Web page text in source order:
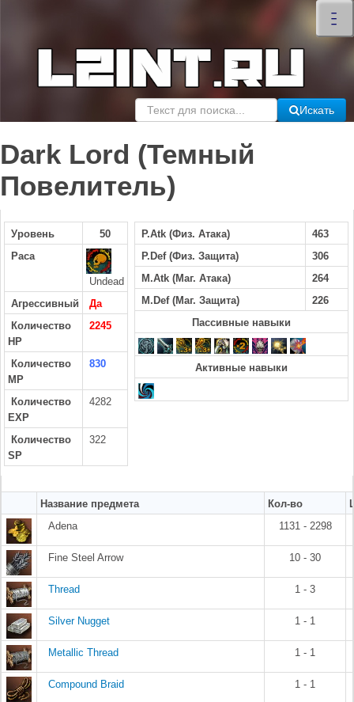
–
–
–
×
Искать
Dark Lord (Темный
Повелитель)
Уровень
50
Раса
Undead
Агрессивный
Да
Количество
HP
2245
Количество
MP
830
Количество
EXP
4282
Количество
SP
322
P.Atk (Физ. Атака)
463
P.Def (Физ. Защита)
306
M.Atk (Маг. Атака)
264
M.Def (Маг. Защита)
226
Пассивные навыки
Активные навыки
Название предмета Кол-во
Adena
1131 - 2298
Fine Steel Arrow 10 - 30
Thread 1 - 3
Silver Nugget 1 - 1
Metallic Thread 1 - 1
Compound Braid 1 - 1